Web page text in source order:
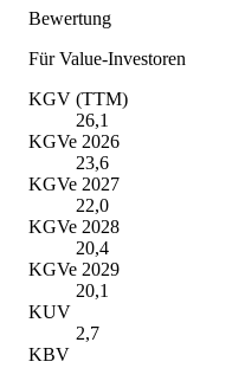
Bewertung
Für Value-Investoren
KGV (TTM)
26,1
KGVe 2026
23,6
KGVe 2027
22,0
KGVe 2028
20,4
KGVe 2029
20,1
KUV
2,7
KBV